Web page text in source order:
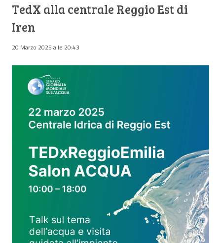
TedX alla centrale Reggio Est di
Iren
20 Marzo 2025 alle 20:43